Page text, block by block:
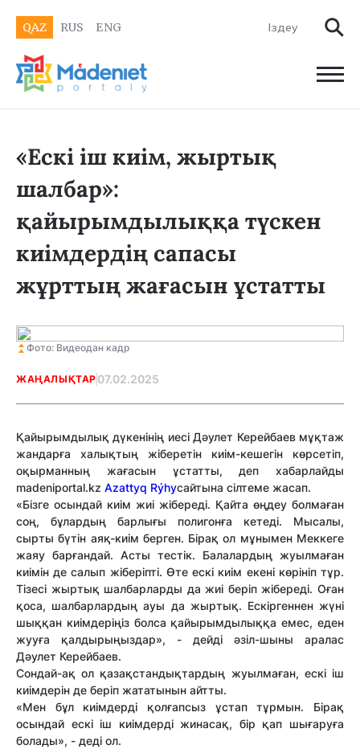
QAZ RUS ENG
«Ескі іш киім, жыртық
шалбар»:
қайырымдылыққа түскен
киімдердің сапасы
жұрттың жағасын ұстатты
Фото: Видеодан кадр
ЖАҢАЛЫҚТАР 07.02.2025
Қайырымдылық дүкенінің иесі Дәулет Керейбаев мұқтаж
жандарға халықтың жіберетін киім-кешегін көрсетіп,
оқырманның жағасын ұстатты, деп хабарлайды
madeniportal.kz Azattyq Rýhyсайтына сілтеме жасап.
«Бізге осындай киім жиі жібереді. Қайта өңдеу болмаған
соң, бұлардың барлығы полигонға кетеді. Мысалы,
сырты бүтін аяқ-киім берген. Бірақ ол мұнымен Меккеге
жаяу барғандай. Асты тестік. Балалардың жуылмаған
киімін де салып жіберіпті. Өте ескі киім екені көрініп тұр.
Тізесі жыртық шалбарларды да жиі беріп жібереді. Оған
қоса, шалбарлардың ауы да жыртық. Ескіргеннен жүні
шыққан киімдеріңіз болса қайырымдылыққа емес, еден
жууға қалдырыңыздар», - дейді әзіл-шыны аралас
Дәулет Керейбаев.
Сондай-ақ ол қазақстандықтардың жуылмаған, ескі іш
киімдерін де беріп жататынын айтты.
«Мен бұл киімдерді қолғапсыз ұстап тұрмын. Бірақ
осындай ескі іш киімдерді жинасақ, бір қап шығаруға
болады», - деді ол.